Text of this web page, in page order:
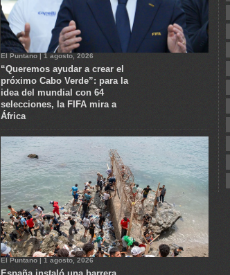
El Puntano | 1 agosto, 2026
“Queremos ayudar a crear el
próximo Cabo Verde”: para la
idea del mundial con 64
selecciones, la FIFA mira a
África
El Puntano | 1 agosto, 2026